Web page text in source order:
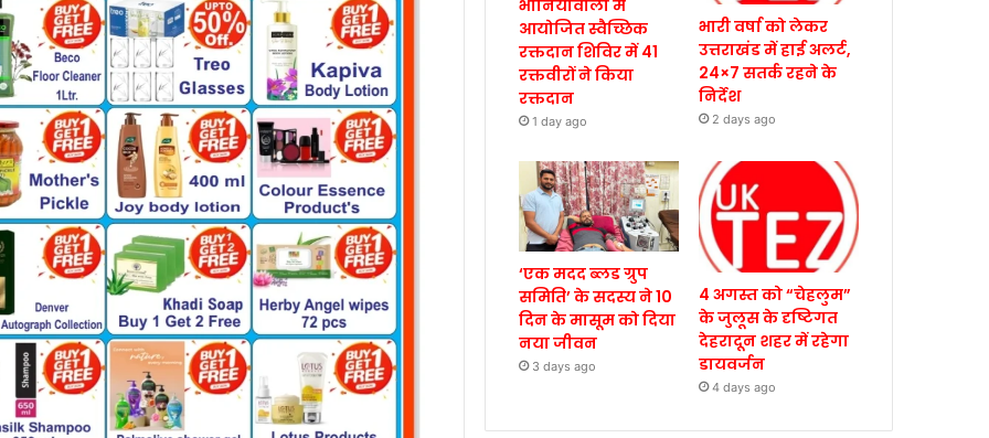
भानियावाला में
आयोजित स्वैच्छिक
रक्तदान शिविर में 41
रक्तवीरों ने किया
रक्तदान
1 day ago
भारी वर्षा को लेकर
उत्तराखंड में हाई अलर्ट,
24×7 सतर्क रहने के
निर्देश
2 days ago
‘एक मदद ब्लड ग्रुप
समिति’ के सदस्य ने 10
दिन के मासूम को दिया
नया जीवन
3 days ago
4 अगस्त को “चेहलुम”
के जुलूस के दृष्टिगत
देहरादून शहर में रहेगा
डायवर्जन
4 days ago